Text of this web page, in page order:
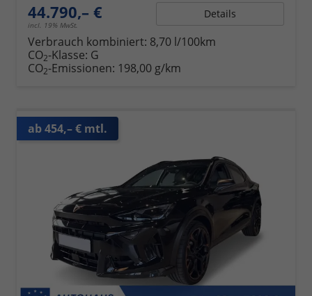
44.790,– €
incl. 19% MwSt.
Details
Verbrauch kombiniert: 8,70 l/100km
CO2-Klasse: G
CO2-Emissionen: 198,00 g/km
ab 454,– € mtl.